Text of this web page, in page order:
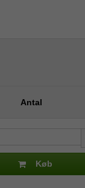
Antal
Køb